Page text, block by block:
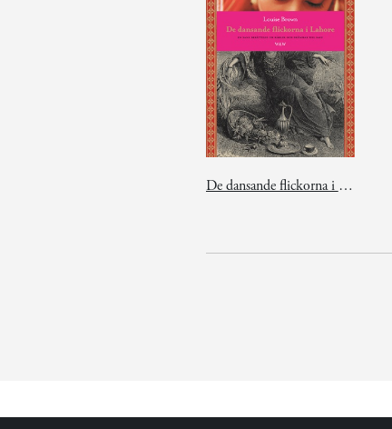
De dansande flickorna i Lahore